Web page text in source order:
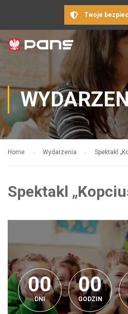
Twoje
Home Wydarzenia Spektakl
Spektakl
0
00
00
DNI
00
00
GODZIN